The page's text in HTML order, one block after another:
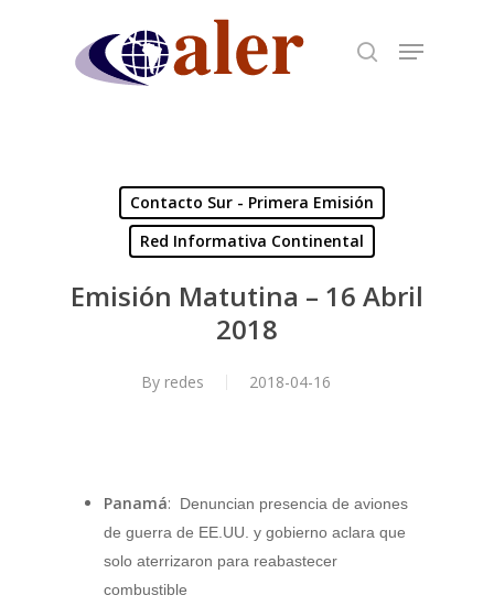
Contacto Sur - Primera Emisión
Red Informativa Continental
Emisión Matutina – 16 Abril
2018
By redes 2018-04-16
Panamá:
Denuncian presencia de aviones
de guerra de EE.UU. y gobierno aclara que
solo aterrizaron para reabastecer
combustible